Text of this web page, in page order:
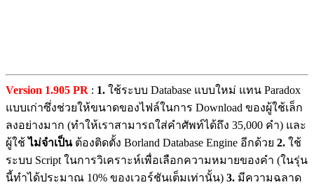
Version 1.905 PR : 1. ใช้ระบบ Database แบบใหม่ แทน Paradox
แบบเก่าซึ่งช่วยให้ขนาดของไฟล์ในการ Download ของผู้ใช้เล็ก
ลงอย่างมาก (ทำให้เราสามารถใส่คำศัพท์ได้ถึง 35,000 คำ) และ
ผู้ใช้ ไม่จำเป็นต้องติดตั้ง Borland Database Engine อีกด้วย 2. ใช้
ระบบ Script ในการวิเคราะห์เพื่อเลือกความหมายของคำ (ในรุ่น
นี้ทำได้ประมาณ 10% ของเวอร์ชันเต็มเท่านั้น) 3. มีความฉลาด